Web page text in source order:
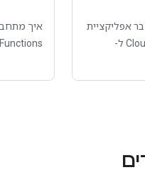
אפליקציית
Ruby on Rails 5 ל-Cloud SQL ל-
Functions